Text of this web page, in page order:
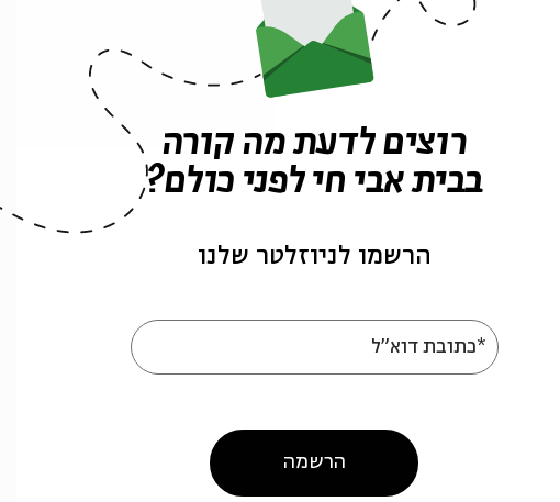
הרשמה לאירועים דומים
רוצים לדעת מה קורה
בבית אבי חי לפני כולם?
הרשמו לניוזלטר שלנו
*כתובת דוא"ל
הרשמה